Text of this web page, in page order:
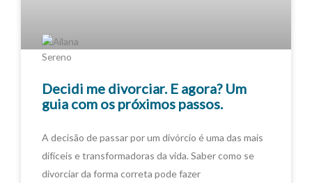
Decidi me divorciar. E agora? Um
guia com os próximos passos.
A decisão de passar por um divórcio é uma das mais
difíceis e transformadoras da vida. Saber como se
divorciar da forma correta pode fazer